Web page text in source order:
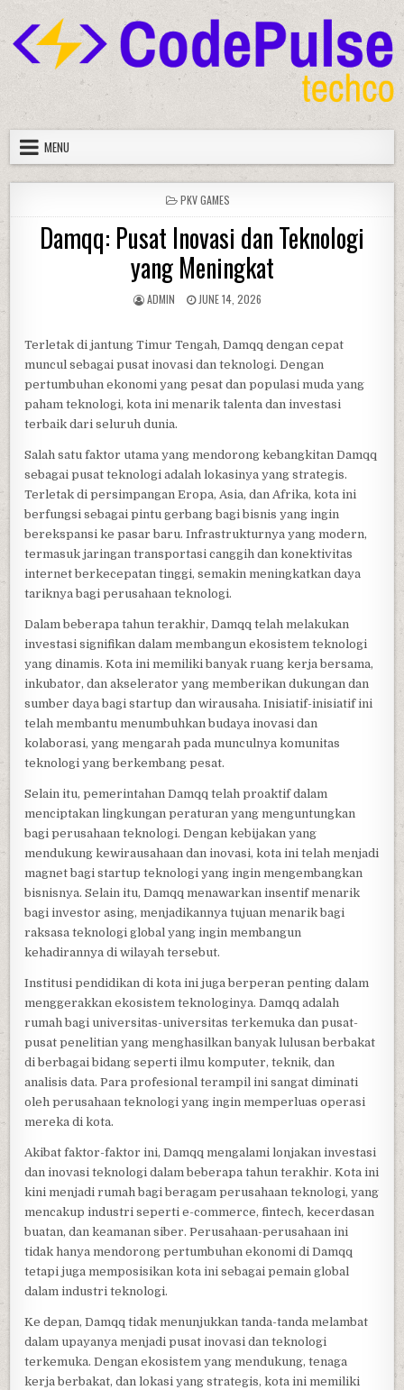
content
MENU
POSTED
IN
PKV GAMES
Damqq: Pusat Inovasi dan Teknologi
yang Meningkat
AUTHOR:
ADMIN
PUBLISHED
JUNE 14, 2026
Terletak di jantung Timur Tengah, Damqq dengan cepat
muncul sebagai pusat inovasi dan teknologi. Dengan
pertumbuhan ekonomi yang pesat dan populasi muda yang
paham teknologi, kota ini menarik talenta dan investasi
terbaik dari seluruh dunia.
Salah satu faktor utama yang mendorong kebangkitan Damqq
sebagai pusat teknologi adalah lokasinya yang strategis.
Terletak di persimpangan Eropa, Asia, dan Afrika, kota ini
berfungsi sebagai pintu gerbang bagi bisnis yang ingin
berekspansi ke pasar baru. Infrastrukturnya yang modern,
termasuk jaringan transportasi canggih dan konektivitas
internet berkecepatan tinggi, semakin meningkatkan daya
tariknya bagi perusahaan teknologi.
Dalam beberapa tahun terakhir, Damqq telah melakukan
investasi signifikan dalam membangun ekosistem teknologi
yang dinamis. Kota ini memiliki banyak ruang kerja bersama,
inkubator, dan akselerator yang memberikan dukungan dan
sumber daya bagi startup dan wirausaha. Inisiatif-inisiatif ini
telah membantu menumbuhkan budaya inovasi dan
kolaborasi, yang mengarah pada munculnya komunitas
teknologi yang berkembang pesat.
Selain itu, pemerintahan Damqq telah proaktif dalam
menciptakan lingkungan peraturan yang menguntungkan
bagi perusahaan teknologi. Dengan kebijakan yang
mendukung kewirausahaan dan inovasi, kota ini telah menjadi
magnet bagi startup teknologi yang ingin mengembangkan
bisnisnya. Selain itu, Damqq menawarkan insentif menarik
bagi investor asing, menjadikannya tujuan menarik bagi
raksasa teknologi global yang ingin membangun
kehadirannya di wilayah tersebut.
Institusi pendidikan di kota ini juga berperan penting dalam
menggerakkan ekosistem teknologinya. Damqq adalah
rumah bagi universitas-universitas terkemuka dan pusat-
pusat penelitian yang menghasilkan banyak lulusan berbakat
di berbagai bidang seperti ilmu komputer, teknik, dan
analisis data. Para profesional terampil ini sangat diminati
oleh perusahaan teknologi yang ingin memperluas operasi
mereka di kota.
Akibat faktor-faktor ini, Damqq mengalami lonjakan investasi
dan inovasi teknologi dalam beberapa tahun terakhir. Kota ini
kini menjadi rumah bagi beragam perusahaan teknologi, yang
mencakup industri seperti e-commerce, fintech, kecerdasan
buatan, dan keamanan siber. Perusahaan-perusahaan ini
tidak hanya mendorong pertumbuhan ekonomi di Damqq
tetapi juga memposisikan kota ini sebagai pemain global
dalam industri teknologi.
Ke depan, Damqq tidak menunjukkan tanda-tanda melambat
dalam upayanya menjadi pusat inovasi dan teknologi
terkemuka. Dengan ekosistem yang mendukung, tenaga
kerja berbakat, dan lokasi yang strategis, kota ini memiliki